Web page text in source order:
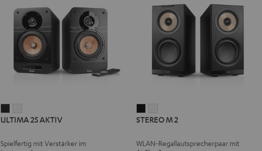
25
Night
25
Pure
ULTIMA 25 AKTIV
Spielfertig mit Verstärker im
M
Schwarz
M
Weiß
STEREO M 2
WLAN-Regallautsprecherpaar mit